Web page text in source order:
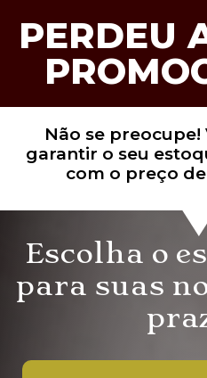
PERDEU
Não se
garantir o seu
com o preço
Escolha o
para suas